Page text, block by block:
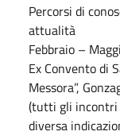
Percorsi di
attualità
Febbraio –
Ex Convento di
Messora”,
(tutti gli incontri
diversa